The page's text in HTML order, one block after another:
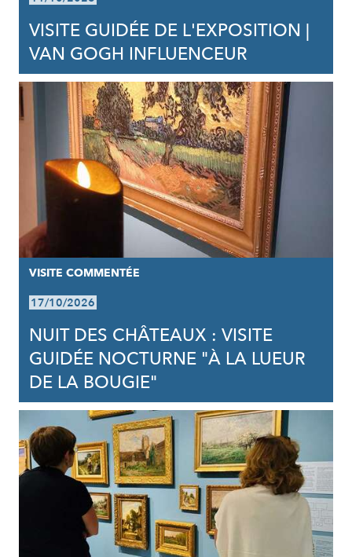
VISITE GUIDÉE DE L'EXPOSITION |
VAN GOGH INFLUENCEUR
VISITE COMMENTÉE
17/10/2026
NUIT DES CHÂTEAUX : VISITE
GUIDÉE NOCTURNE "À LA LUEUR
DE LA BOUGIE"